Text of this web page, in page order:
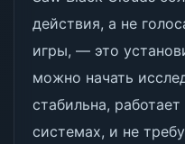
действия, а не
игры, — это
можно начать
стабильна,
системах, и не